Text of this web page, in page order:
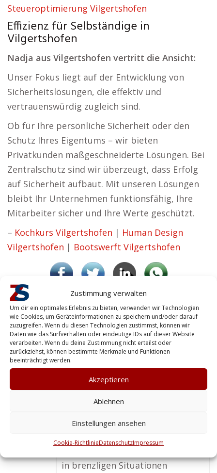
Zustimmung verwalten
Um dir ein optimales Erlebnis zu bieten, verwenden wir Technologien
wie Cookies, um Geräteinformationen zu speichern und/oder darauf
zuzugreifen. Wenn du diesen Technologien zustimmst, können wir
Daten wie das Surfverhalten oder eindeutige IDs auf dieser Website
verarbeiten. Wenn du deine Zustimmung nicht erteilst oder
zurückziehst, können bestimmte Merkmale und Funktionen
beeinträchtigt werden.
Akzeptieren
Ablehnen
Einstellungen ansehen
Cookie-RichtlinieDatenschutzImpressum
Steueroptimierung Vilgertshofen
Effizienz für Selbständige in
Vilgertshofen
Nadja aus Vilgertshofen vertritt die Ansicht:
Unser Fokus liegt auf der Entwicklung von
Sicherheitslösungen, die effektiv und
vertrauenswürdig zugleich sind.
Ob für Ihre persönliche Sicherheit oder den
Schutz Ihres Eigentums – wir bieten
Privatkunden maßgeschneiderte Lösungen. Bei
Zentralschutz sind wir überzeugt, dass Erfolg
auf Sicherheit aufbaut. Mit unseren Lösungen
bleibt Ihr Unternehmen funktionsfähig, Ihre
Mitarbeiter sicher und Ihre Werte geschützt.
– Kochkurs Vilgertshofen | Human Design
Vilgertshofen | Bootswerft Vilgertshofen
Peter H. – mit Sicherheit ein gutes Gefühl!
Vilgertshofen
Für den Personenschutz würde
ich immer einen ansässigen
Sicherheitsdienst empfehlen. Der
persönliche Kontakt und die
lokale Expertise geben mir ein
Gefühl von Sicherheit, das ich bei
großen, anonymen Firmen oft
in brenzligen Situationen